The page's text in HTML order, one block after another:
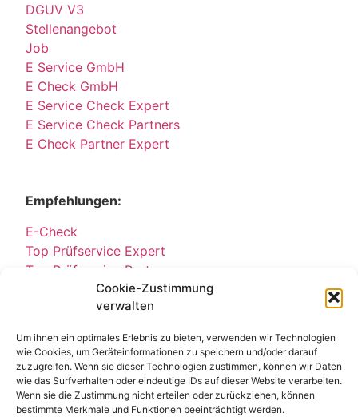
Cookie-Zustimmung
verwalten
Um ihnen ein optimales Erlebnis zu bieten, verwenden wir Technologien
wie Cookies, um Geräteinformationen zu speichern und/oder darauf
zuzugreifen. Wenn sie dieser Technologien zustimmen, können wir Daten
wie das Surfverhalten oder eindeutige IDs auf dieser Website verarbeiten.
Wenn sie die Zustimmung nicht erteilen oder zurückziehen, können
bestimmte Merkmale und Funktionen beeinträchtigt werden.
DGUV V3
Stellenangebot
Job
E Service GmbH
E Check GmbH
E Service Check Expert
E Service Check Partners
E Check Partner Expert
Empfehlungen:
E-Check
Top Prüfservice Expert
Top Prüfservice Partners
Top Prüfservice GmbH
Sicherheitsprüfungen Partners
Prüfung E-Check Expert
Prüfung elektrischer Anlagen